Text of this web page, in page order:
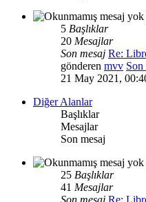
5 Başlıklar
20 Mesajlar
Son mesaj Re:
gönderen mvv Son
21 May 2021,
Diğer Alanlar
Başlıklar
Mesajlar
Son mesaj
25 Başlıklar
41 Mesajlar